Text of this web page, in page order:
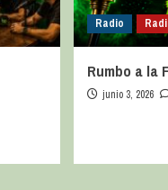
Radio
Rumbo a la
junio 3, 2026